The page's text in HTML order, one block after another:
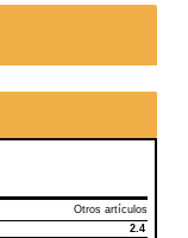
Otros artículos
2.4